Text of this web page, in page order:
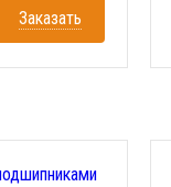
Заказать